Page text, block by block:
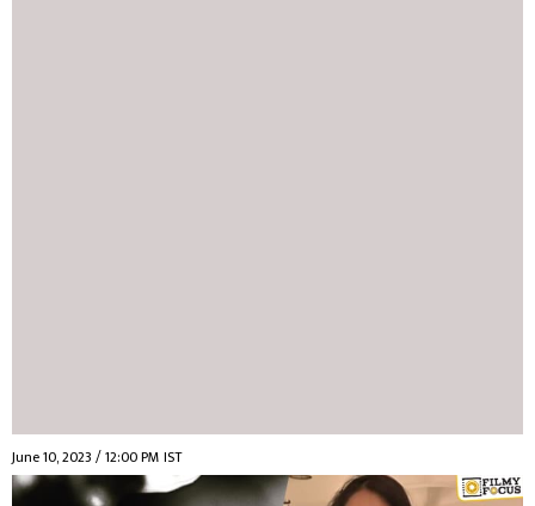
June 10, 2023 / 12:00 PM IST